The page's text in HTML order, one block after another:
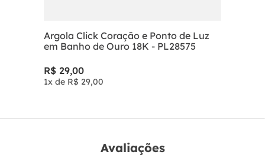
Argola Click Coração e Ponto de Luz
em Banho de Ouro 18K - PL28575
R$ 29,00
1x de R$ 29,00
Avaliações